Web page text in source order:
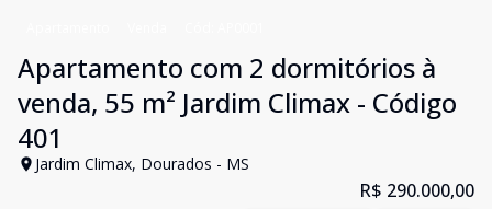
Apartamento com 2 dormitórios à
venda, 55 m² Jardim Climax - Código
401
Jardim Climax, Dourados - MS
R$ 290.000,00